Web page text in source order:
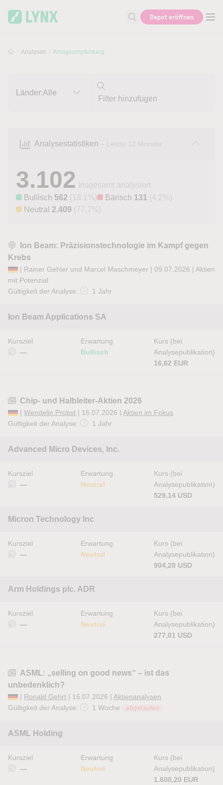
Suche nach Aktie, Autor...
Depot eröffnen
Analysen Anlageempfehlung
Länder:Alle
Analysestatistiken – Letzte 12 Monate
3.102
Insgesamt analysiert
Bullisch 562 (18,1%) Bärisch 131 (4,2%)
Neutral 2.409 (77,7%)
Ion Beam: Präzisionstechnologie im Kampf gegen
Krebs
| Rainer Gehler und Marcel Maschmeyer | 09.07.2026 | Aktien
mit Potenzial
Gültigkeit der Analyse:
1 Jahr
Ion Beam Applications SA
Kursziel
—
Erwartung
Bullisch
Kurs (bei
Analysepublikation)
16,62 EUR
Chip- und Halbleiter-Aktien 2026
| Wendelin Probst | 16.07.2026 | Aktien im Fokus
Gültigkeit der Analyse:
1 Jahr
Advanced Micro Devices, Inc.
Kursziel
—
Erwartung
Neutral
Kurs (bei
Analysepublikation)
529,14 USD
Micron Technology Inc
Kursziel
—
Erwartung
Neutral
Kurs (bei
Analysepublikation)
904,28 USD
Arm Holdings plc. ADR
Kursziel
—
Erwartung
Neutral
Kurs (bei
Analysepublikation)
277,01 USD
ASML: „selling on good news“ – ist das
unbedenklich?
| Ronald Gehrt | 16.07.2026 | Aktienanalysen
Gültigkeit der Analyse:
1 Woche abgelaufen
ASML Holding
Kursziel
—
Erwartung
Neutral
Kurs (bei
Analysepublikation)
1.600,20 EUR